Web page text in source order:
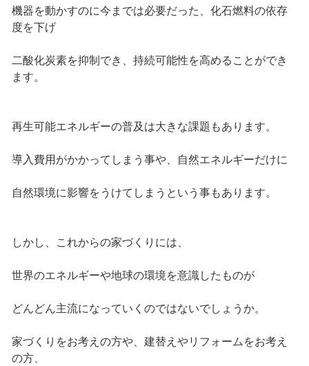
機器を動かすのに今までは必要だった、化石燃料の依存
度を下げ
二酸化炭素を抑制でき、持続可能性を高めることができ
ます。
再生可能エネルギーの普及は大きな課題もあります。
導入費用がかかってしまう事や、自然エネルギーだけに
自然環境に影響をうけてしまうという事もあります。
しかし、これからの家づくりには、
世界のエネルギーや地球の環境を意識したものが
どんどん主流になっていくのではないでしょうか。
家づくりをお考えの方や、建替えやリフォームをお考え
の方、